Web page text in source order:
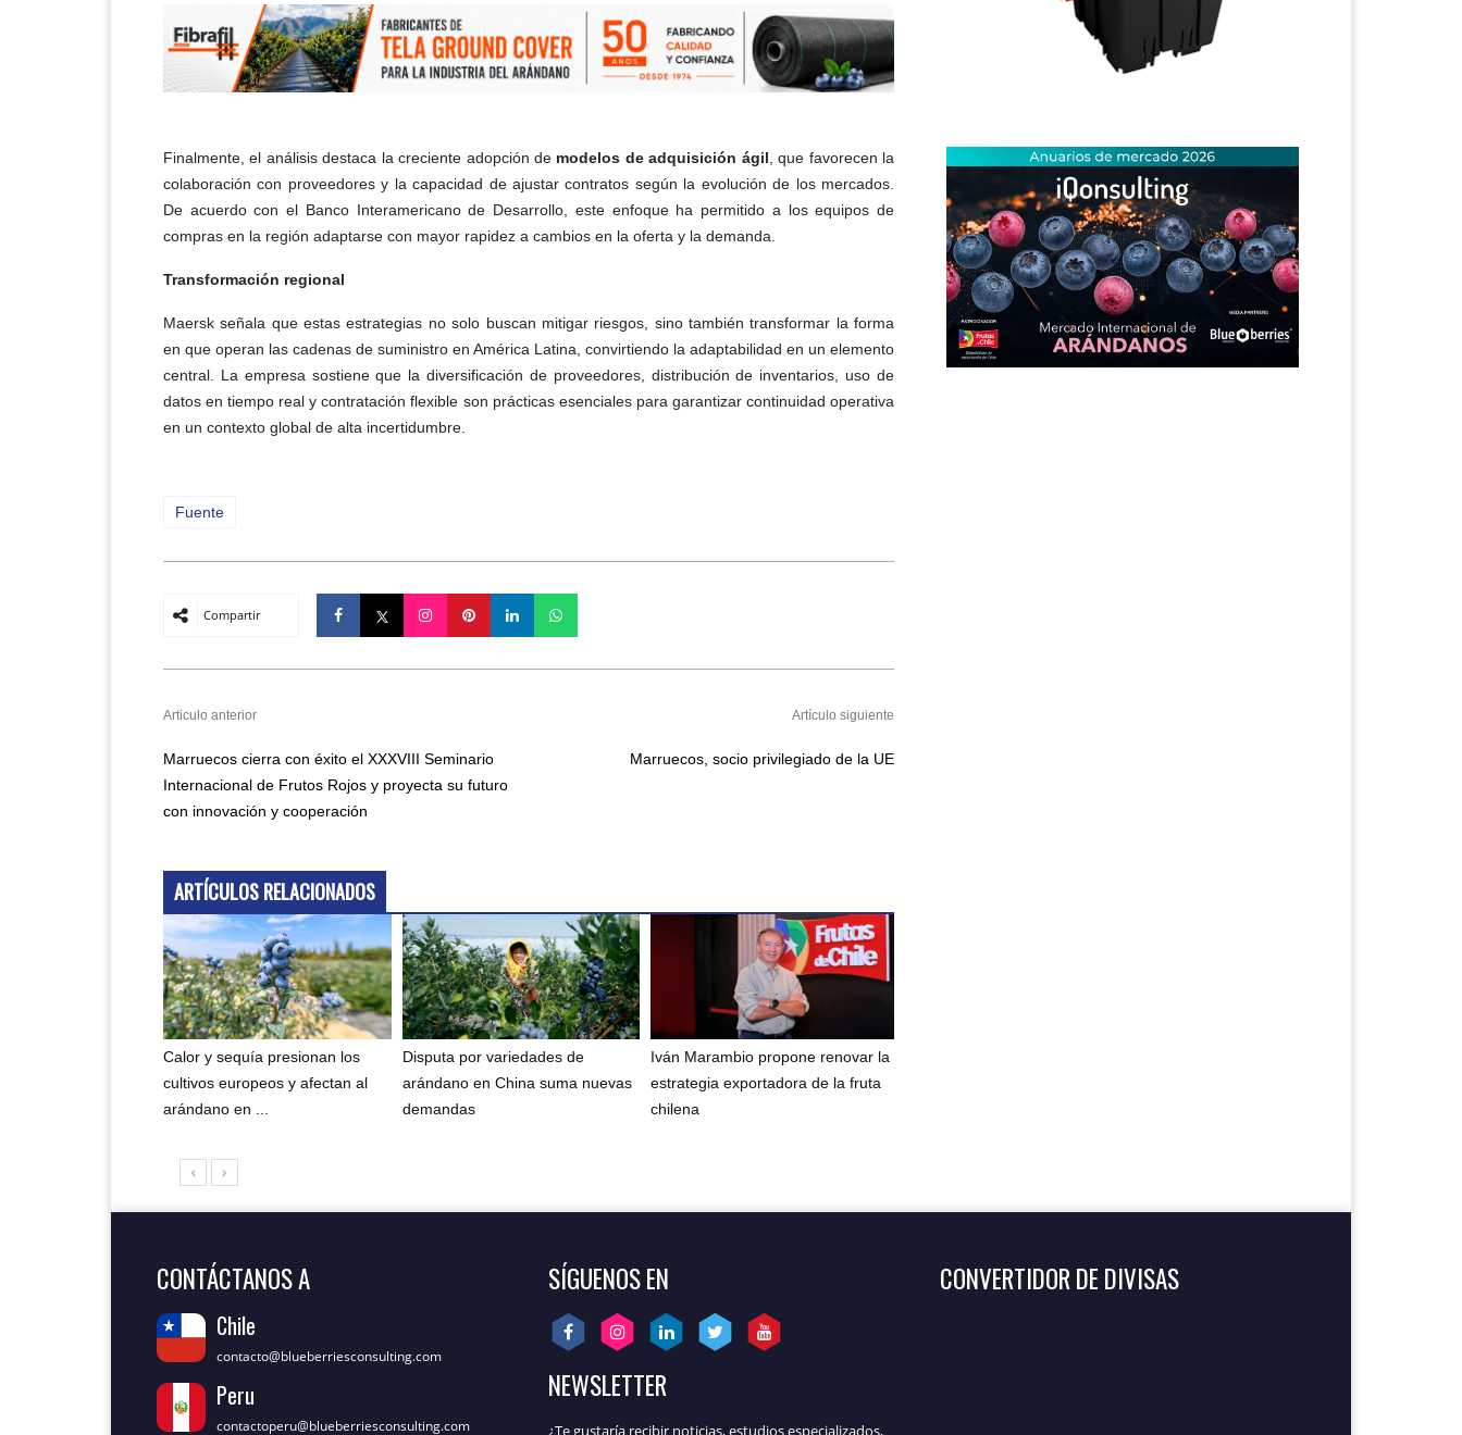
Finalmente, el análisis destaca la creciente adopción de modelos de adquisición ágil , que favorecen la
colaboración con proveedores y la capacidad de ajustar contratos según la evolución de los mercados.
De acuerdo con el Banco Interamericano de Desarrollo, este enfoque ha permitido a los equipos de
compras en la región adaptarse con mayor rapidez a cambios en la oferta y la demanda.
Transformación regional
Maersk señala que estas estrategias no solo buscan mitigar riesgos, sino también transformar la forma
en que operan las cadenas de suministro en América Latina, convirtiendo la adaptabilidad en un elemento
central. La empresa sostiene que la diversificación de proveedores, distribución de inventarios, uso de
datos en tiempo real y contratación flexible son prácticas esenciales para garantizar continuidad operativa
en un contexto global de alta incertidumbre.
Fuente
Compartir
Articulo anterior
Marruecos cierra con éxito el XXXVIII Seminario
Internacional de Frutos Rojos y proyecta su futuro
con innovación y cooperación
Artículo siguiente
Marruecos, socio privilegiado de la UE
ARTÍCULOS RELACIONADOS
Calor y sequía presionan los
cultivos europeos y afectan al
arándano en ...
Disputa por variedades de
arándano en China suma nuevas
demandas
Iván Marambio propone renovar la
estrategia exportadora de la fruta
chilena
CONTÁCTANOS A
Chile
contacto@blueberriesconsulting.com
Peru
contactoperu@blueberriesconsulting.com
SÍGUENOS EN
NEWSLETTER
¿Te gustaría recibir noticias, estudios especializados,
CONVERTIDOR DE DIVISAS